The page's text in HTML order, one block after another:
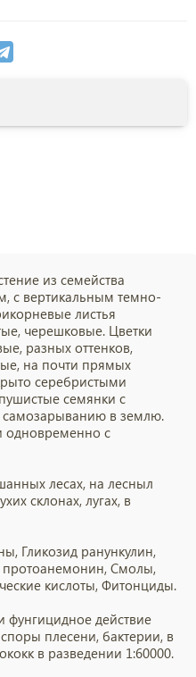
из семейства
с вертикальным темно-
листья
черешковые. Цветки
разных оттенков,
на почти прямых
серебристыми
семянки с
самозарыванию в землю.
одновременно с
лесах, на лесныл
склонах, лугах, в
Гликозид ранункулин,
протоанемонин, Смолы,
кислоты, Фитонциды.
фунгицидное действие
плесени, бактерии, в
в разведении 1:60000.